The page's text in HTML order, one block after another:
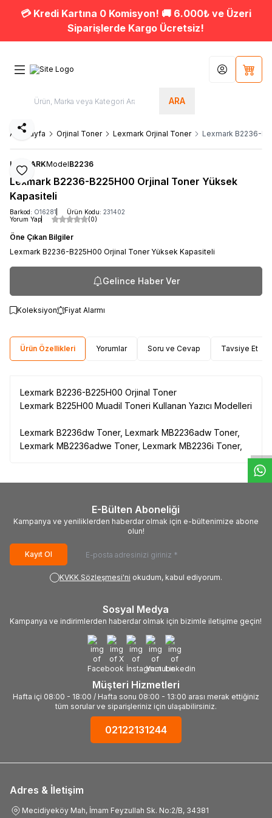
💳 Kredi Kartına 0 Komisyon! 🚚 6.000₺ ve Üzeri
Siparişlerde Kargo Ücretsiz!
ARA
Hesabım
Ana Sayfa Orjinal Toner Lexmark Orjinal Toner Lexmark B2236-
Favoriye Ekle
Paylaş
LEXMARKModelB2236
Lexmark B2236-B225H00 Orjinal Toner Yüksek
Kapasiteli
Barkod: O16281 Ürün Kodu: 231402
Yorum Yap
(0)
Öne Çıkan Bilgiler
Lexmark B2236-B225H00 Orjinal Toner Yüksek Kapasiteli
Gelince Haber Ver
Koleksiyon Fiyat Alarmı
Ürün Özellikleri Yorumlar Soru ve Cevap Tavsiye Et
Lexmark B2236-B225H00 Orjinal Toner
Lexmark B225H00 Muadil Toneri Kullanan Yazıcı Modelleri
Lexmark B2236dw Toner, Lexmark MB2236adw Toner,
Lexmark MB2236adwe Toner, Lexmark MB2236i Toner,
E-Bülten Aboneliği
Kampanya ve yeniliklerden haberdar olmak için e-bültenimize abone
olun!
Kayıt Ol
KVKK Sözleşmesi'ni okudum, kabul ediyorum.
Sosyal Medya
Kampanya ve indirimlerden haberdar olmak için bizimle iletişime geçin!
Müşteri Hizmetleri
Hafta içi 08:00 - 18:00 / Hafta sonu 08:00 - 13:00 arası merak ettiğiniz
tüm sorular ve siparişleriniz için ulaşabilirsiniz.
02122131244
Adres & İletişim
Mecidiyeköy Mah, İmam Feyzullah Sk. No:2/B, 34381